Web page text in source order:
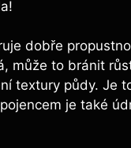
dobře
​může to bránit
textury půdy. Je⁢
je ‌také